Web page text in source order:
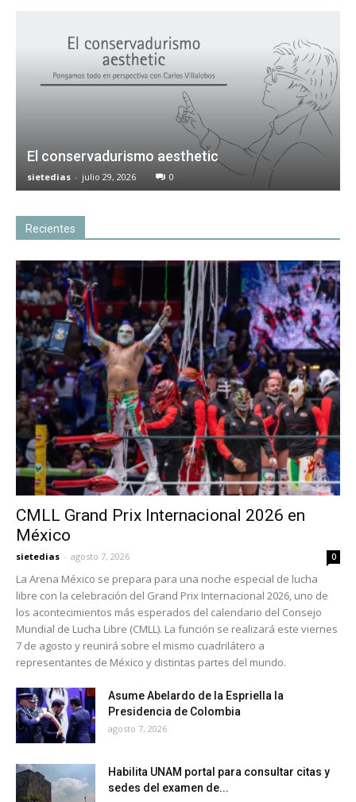
El conservadurismo aesthetic
sietedias - julio 29, 2026 0
Recientes
CMLL Grand Prix Internacional 2026 en
México
sietedias - agosto 7, 2026 0
La Arena México se prepara para una noche especial de lucha
libre con la celebración del Grand Prix Internacional 2026, uno de
los acontecimientos más esperados del calendario del Consejo
Mundial de Lucha Libre (CMLL). La función se realizará este viernes
7 de agosto y reunirá sobre el mismo cuadrilátero a
representantes de México y distintas partes del mundo.
Asume Abelardo de la Espriella la
Presidencia de Colombia
agosto 7, 2026
Habilita UNAM portal para consultar citas y
sedes del examen de...